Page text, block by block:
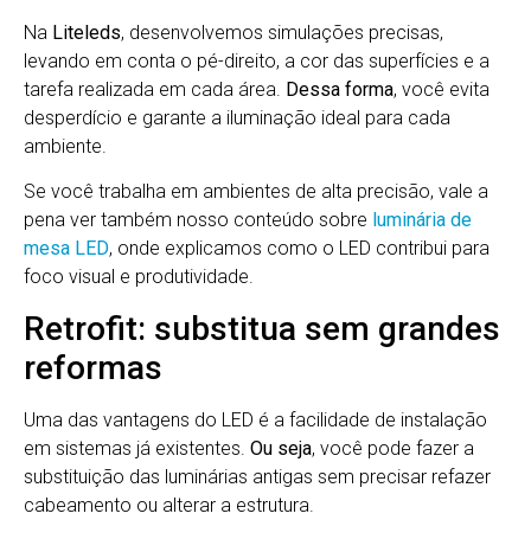
Na Liteleds, desenvolvemos simulações precisas,
levando em conta o pé-direito, a cor das superfícies e a
tarefa realizada em cada área. Dessa forma, você evita
desperdício e garante a iluminação ideal para cada
ambiente.
Se você trabalha em ambientes de alta precisão, vale a
pena ver também nosso conteúdo sobre luminária de
mesa LED, onde explicamos como o LED contribui para
foco visual e produtividade.
Retrofit: substitua sem grandes
reformas
Uma das vantagens do LED é a facilidade de instalação
em sistemas já existentes. Ou seja, você pode fazer a
substituição das luminárias antigas sem precisar refazer
cabeamento ou alterar a estrutura.